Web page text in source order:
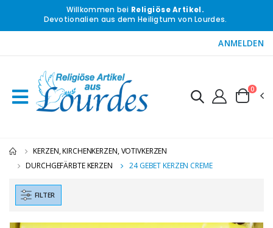
Willkommen bei Religiöse Artikel.
Devotionalien aus dem Heiligtum von Lourdes.
ANMELDEN
0
KERZEN, KIRCHENKERZEN, VOTIVKERZEN
DURCHGEFÄRBTE KERZEN
24 GEBET KERZEN CREME
FILTER